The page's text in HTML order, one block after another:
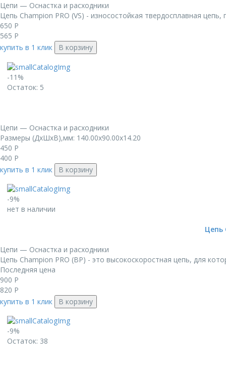
Цепи — Оснастка и расходники
Цепь Champion PRO (VS) - износостойкая твердосплавная
650 Р
565 Р
купить в 1 клик
В корзину
-11%
Остаток: 5
Цепи — Оснастка и расходники
Размеры (ДxШxВ),мм: 140.00x90.00x14.20
450 Р
400 Р
купить в 1 клик
В корзину
-9%
нет в наличии
Цепь
Цепи — Оснастка и расходники
Цепь Champion PRO (BP) - это высокоскоростная цепь, для
Последняя цена
900 Р
820 Р
купить в 1 клик
В корзину
-9%
Остаток: 38